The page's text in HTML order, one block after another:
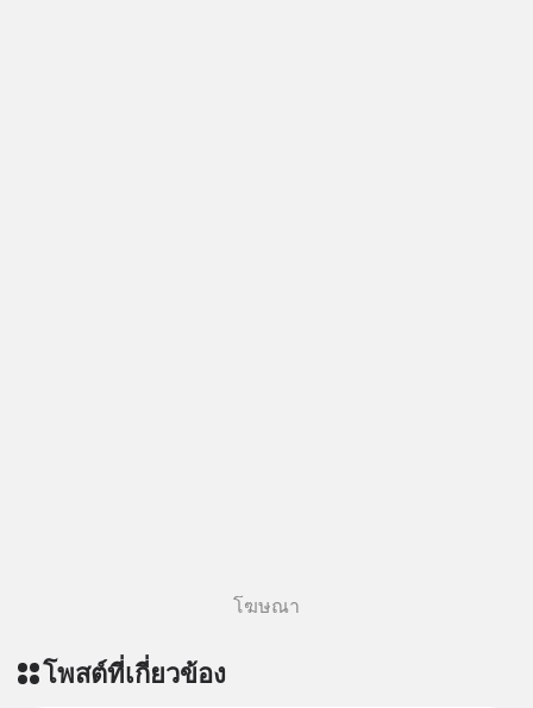
โฆษณา
โพสต์ที่เกี่ยวข้อง